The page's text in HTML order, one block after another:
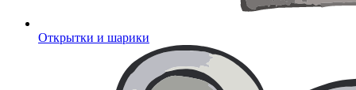
Открытки и шарики